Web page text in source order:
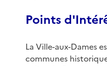
Points
La Ville-aux-Dames
communes